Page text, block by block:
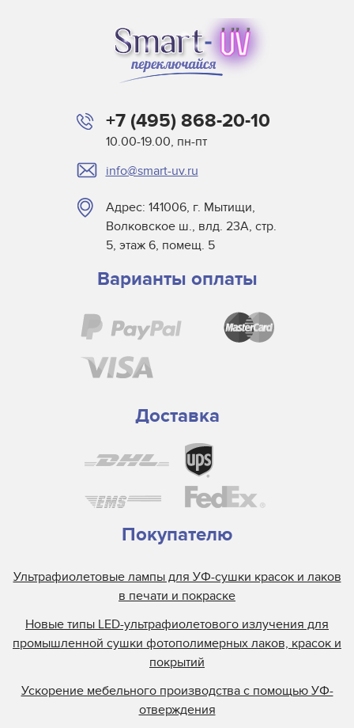
Baldwin
Beltron
BLV
Didde
DigiPrint для сушек
Dorn SPE
Dry Tac
Efsen
Frank Matthew
Grafix
H&S Autoshot
Hanovia
Heidelberg
Henkel
Hewlett Packard
Interlight
Jelight
Johnson and Allen
Kase
KBA
Kopack
+7 (495) 868-20-10
10.00-19.00, пн-пт
info@smart-uv.ru
Адрес: 141006, г. Мытищи,
Волковское ш., влд. 23А, стр.
5, этаж 6, помещ. 5
Варианты оплаты
Доставка
Покупателю
Ультрафиолетовые лампы для УФ-сушки красок и лаков
в печати и покраске
Новые типы LED-ультрафиолетового излучения для
промышленной сушки фотополимерных лаков, красок и
покрытий
Ускорение мебельного производства с помощью УФ-
отверждения